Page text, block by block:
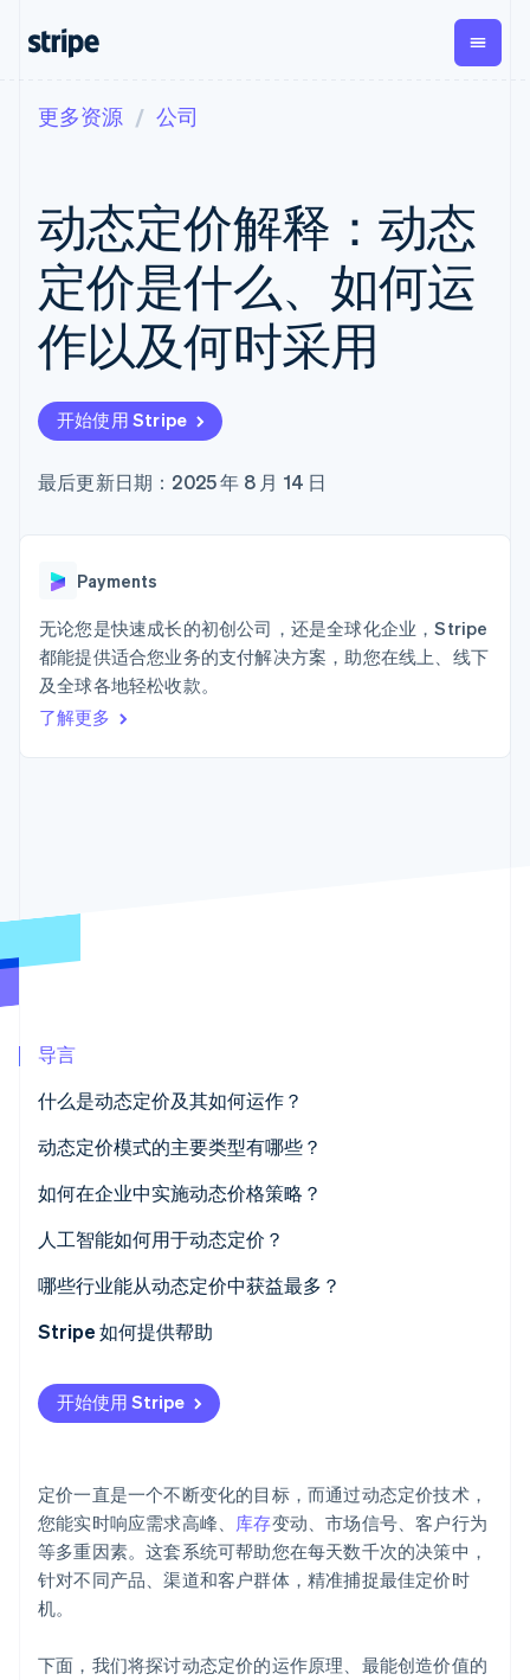
支付
在线支付
Managed
Payments
备案商家解决
方案
Payment links
无代码支付
预构建支付界
面
Elements
灵活的 UI 组件
Payment
接入 125+ 种支
Terminal
Authorization
Boost
支付成功率优
化
Link
加速结账
经常性收入
Metronome
按用量计费
Subscriptions
订阅管理
Invoicing
一次性或定期
Tax
销售税和增值
Revenue
Recognition
Stripe Sigma
Global
Payouts
向第三
方打款
Crypto
Radar
Atlas
碳移除
Stripe Sessions 2026
了解 Stripe 如何为 AI 构建经济基础设施。
立即观看
按企业阶段
按应用场景
智能体商务
加密货币
电子商务
嵌入式金融
财务自动化
全球化企业
交易市场
按行业
AI 企业
酒店、旅游与休闲
文档
库与 SDK
Stripe Apps
指南
接受线上付款
实施预置结账流程
构建平台或交易市场
管理订阅
发行稳定币支持的支付卡
资源
应用集成
代码示例
学习
指南
支持
获取支持
托管支持方案
专业服务
公司
Stripe Press
联系销售
更多资源 公司
动态定价解释：动态
定价是什么、如何运
作以及何时采用
开始使用 Stripe
最后更新日期：2025 年 8 月 14 日
Payments
无论您是快速成长的初创公司，还是全球化企业，Stripe
都能提供适合您业务的支付解决方案，助您在线上、线下
及全球各地轻松收款。
了解更多
导言
什么是动态定价及其如何运作？
动态定价模式的主要类型有哪些？
基于时间的定价
基于需求的定价
基于库存的定价
基于竞争的定价
细分或个性化定价
如何在企业中实施动态价格策略？
明确目标
设置范围
基于清洁、互通的数据体系
选择合适的定价引擎
建立结构化实验
请为各部门及相关流程做好准备
上线后持续优化
人工智能如何用于动态定价？
更智能的需求预测
实时市场响应
持续优化价格
规模化个性化或分群定价
随着时间推移而学习
哪些行业能从动态定价中获益最多？
旅游业与酒店业
电商和零售
网约车和出行
餐饮
订阅和软件
汽车和租赁
Stripe 如何提供帮助
开始使用 Stripe
定价一直是一个不断变化的目标，而通过动态定价技术，
您能实时响应需求高峰、 库存变动、市场信号、客户行为
等多重因素。这套系统可帮助您在每天数千次的决策中，
针对不同产品、渠道和客户群体，精准捕捉最佳定价时
机。
下面，我们将探讨动态定价的运作原理、最能创造价值的